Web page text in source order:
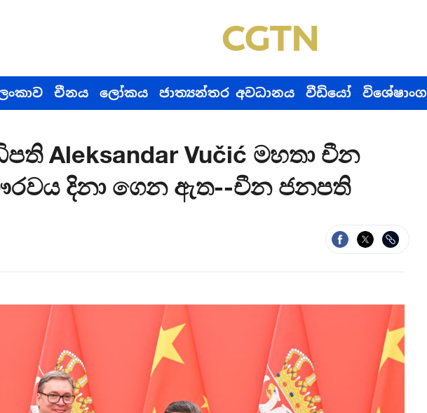
චීනය ලෝකය ජාත්‍යන්තර අවධානය වීඩියෝ විශේෂාංග
Aleksandar Vučić මහතා චීන
දිනා ගෙන ඇත--චීන ජනපති